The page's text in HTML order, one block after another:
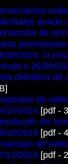
dende
de
09/2024. O
o 26/09/
definitiva de
de
10/2024 [pdf -
da
10/2024 [pdf -
de
10/2024 [pdf -